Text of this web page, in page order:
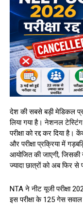
देश की सबसे बड़ी मेडिकल
लिया गया है। नेशनल
परीक्षा को रद्द कर दिया
और परीक्षा प्रक्रिया में
आयोजित की जाएगी,
ज्यादा छात्रों को अब फिर से
NTA ने नीट यूजी परीक्षा
इस परीक्षा के 125 गेस